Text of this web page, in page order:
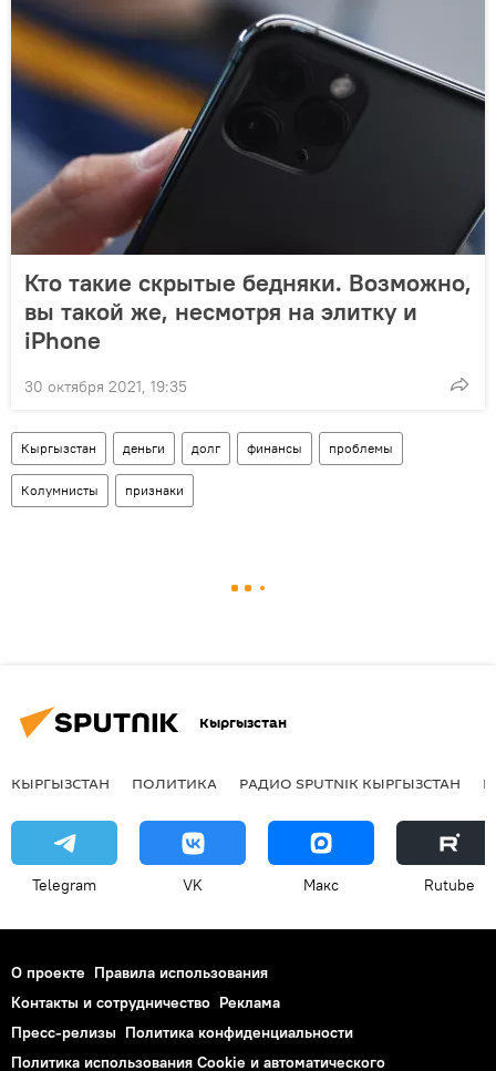
Кто такие скрытые бедняки. Возможно,
вы такой же, несмотря на элитку и
iPhone
30 октября 2021, 19:35
Кыргызстан деньги долг финансы проблемы
Колумнисты признаки
Кыргызстан
КЫРГЫЗСТАН ПОЛИТИКА РАДИО SPUTNIK КЫРГЫЗСТАН
Telegram VK Макс Rutube
О проекте Правила использования
Контакты и сотрудничество Реклама
Пресс-релизы Политика конфиденциальности
Политика использования Cookie и автоматического